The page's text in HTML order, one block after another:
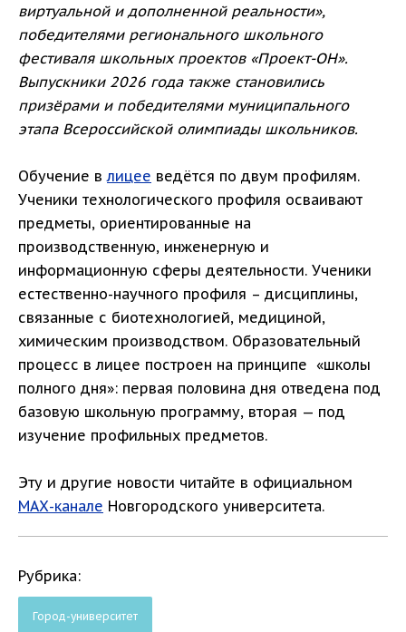
виртуальной и дополненной реальности»,
победителями регионального школьного
фестиваля школьных проектов «Проект-ОН».
Выпускники 2026 года также становились
призёрами и победителями муниципального
этапа Всероссийской олимпиады школьников.
Обучение влицее ведётся по двум профилям.
Ученики технологического профиля осваивают
предметы, ориентированные на
производственную, инженерную и
информационную сферы деятельности. Ученики
естественно-научного профиля – дисциплины,
связанные с биотехнологией, медициной,
химическим производством. Образовательный
процесс в лицее построен на принципе «школы
полного дня»: первая половина дня отведена под
базовую школьную программу, вторая — под
изучение профильных предметов.
Эту и другие новости читайте в официальном
МАХ-канале Новгородского университета.
Рубрика:
Город-университет